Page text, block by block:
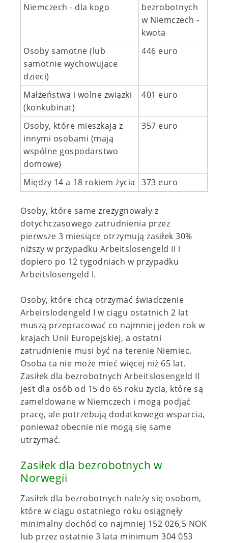
Niemczech - dla kogo
bezrobotnych
w Niemczech -
kwota
Osoby samotne (lub
samotnie wychowujące
dzieci)
446 euro
Małżeństwa i wolne związki
(konkubinat)
401 euro
Osoby, które mieszkają z
innymi osobami (mają
wspólne gospodarstwo
domowe)
357 euro
Między 14 a 18 rokiem życia 373 euro
Osoby, które same zrezygnowały z
dotychczasowego zatrudnienia przez
pierwsze 3 miesiące otrzymują zasiłek 30%
niższy w przypadku Arbeitslosengeld II i
dopiero po 12 tygodniach w przypadku
Arbeitslosengeld I.
Osoby, które chcą otrzymać świadczenie
Arbeirslodengeld I w ciągu ostatnich 2 lat
muszą przepracować co najmniej jeden rok w
krajach Unii Europejskiej, a ostatni
zatrudnienie musi być na terenie Niemiec.
Osoba ta nie może mieć więcej niż 65 lat.
Zasiłek dla bezrobotnych Arbeitslosengeld II
jest dla osób od 15 do 65 roku życia, które są
zameldowane w Niemczech i mogą podjąć
pracę, ale potrzebują dodatkowego wsparcia,
ponieważ obecnie nie mogą się same
utrzymać.
Zasiłek dla bezrobotnych w
Norwegii
Zasiłek dla bezrobotnych należy się osobom,
które w ciągu ostatniego roku osiągnęły
minimalny dochód co najmniej 152 026,5 NOK
lub przez ostatnie 3 lata minimum 304 053